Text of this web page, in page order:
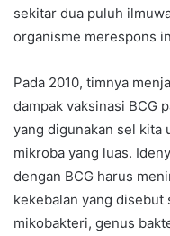
sekitar dua puluh
organisme merespons
Pada 2010, timnya
dampak vaksinasi
yang digunakan sel
mikroba yang luas.
dengan BCG harus
kekebalan yang
mikobakteri, genus